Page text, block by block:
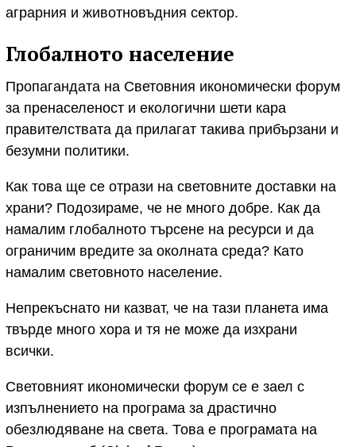
аграрния и животновъдния сектор.
Глобалното население
Пропагандата на Световния икономически форум
за пренаселеност и екологични шети кара
правителствата да прилагат такива прибързани и
безумни политики.
Как това ще се отрази на световните доставки на
храни? Подозираме, че не много добре. Как да
намалим глобалното търсене на ресурси и да
ограничим вредите за околната среда? Като
намалим световното население.
Непрекъснато ни казват, че на тази планета има
твърде много хора и тя не може да изхрани
всички.
Световният икономически форум се е заел с
изпълнението на програма за драстично
обезлюдяване на света. Това е програмата на